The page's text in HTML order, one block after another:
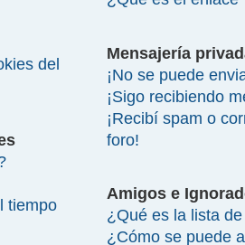
del
tiempo
Mensajería
¡No se puede
¡Sigo recibiendo
¡Recibí spam o
foro!
Amigos e
¿Qué es la lista
¿Cómo se puede